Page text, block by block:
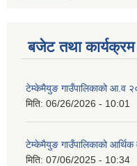
बजेट तथा कार्यक्रम
टेम्केमैयुङ गाउँपालिकाको आ.व
मिति: 06/26/2026 - 10:01
टेम्केमैयुङ गाउँपालिकाको
मिति: 07/06/2025 - 10:34